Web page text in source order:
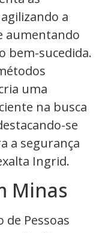
a
aumentando
bem-sucedida.
uma
na busca
se
a segurança
Ingrid.
Minas
de Pessoas